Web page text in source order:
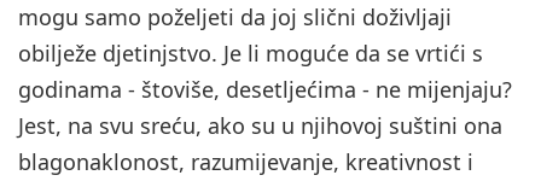
mogu samo poželjeti da joj slični doživljaji
obilježe djetinjstvo. Je li moguće da se vrtići s
godinama - štoviše, desetljećima - ne mijenjaju?
Jest, na svu sreću, ako su u njihovoj suštini ona
blagonaklonost, razumijevanje, kreativnost i